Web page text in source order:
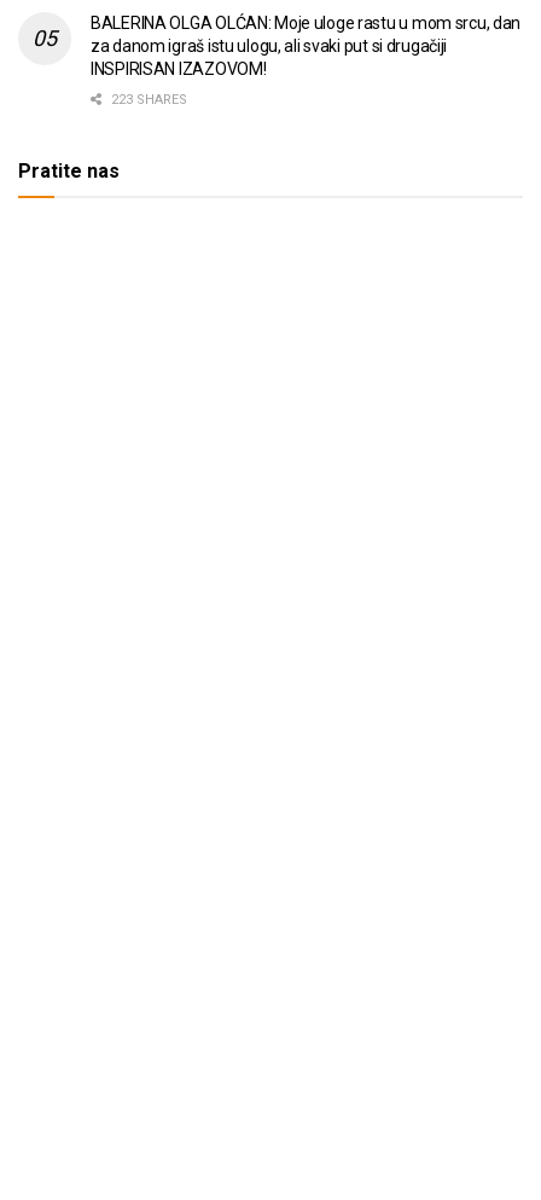
BALERINA OLGA OLĆAN: Moje uloge rastu u mom srcu, dan
za danom igraš istu ulogu, ali svaki put si drugačiji
INSPIRISAN IZAZOVOM!
223 SHARES
Pratite nas